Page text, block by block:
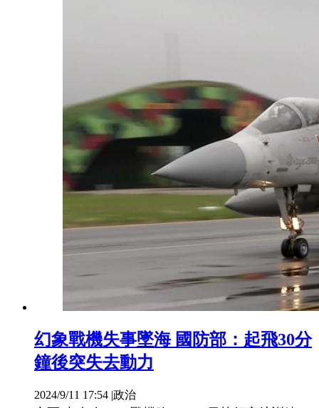
幻象戰機失事墜海 國防部：起飛30分
鐘後突失去動力
2024/9/11 17:54 |政治